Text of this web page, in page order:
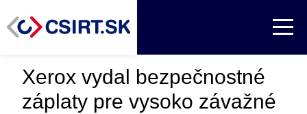
Xerox vydal bezpečnostné
záplaty pre vysoko závažné